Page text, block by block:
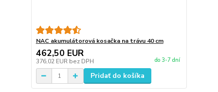
NAC akumulátorová kosačka na trávu 40 cm
462,50 EUR
376,02 EUR bez DPH do 3-7 dní
Pridať do košíka